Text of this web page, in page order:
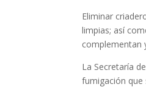
Eliminar
limpias; así
complementan
La Secretaría
fumigación que